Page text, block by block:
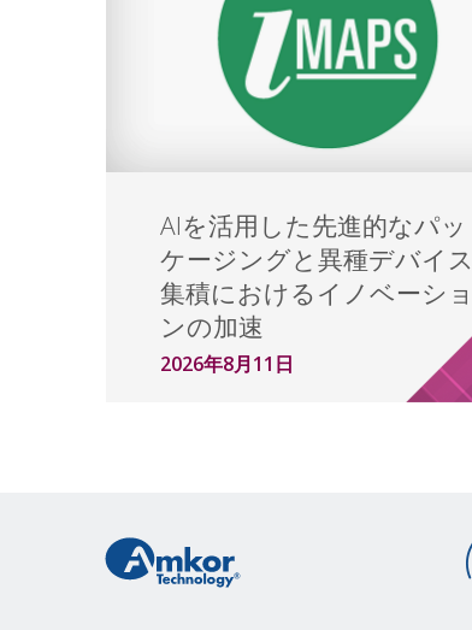
AIを活用した先進的なパッ
ケージングと異種デバイス
集積におけるイノベーショ
ンの加速
2026年8月11日